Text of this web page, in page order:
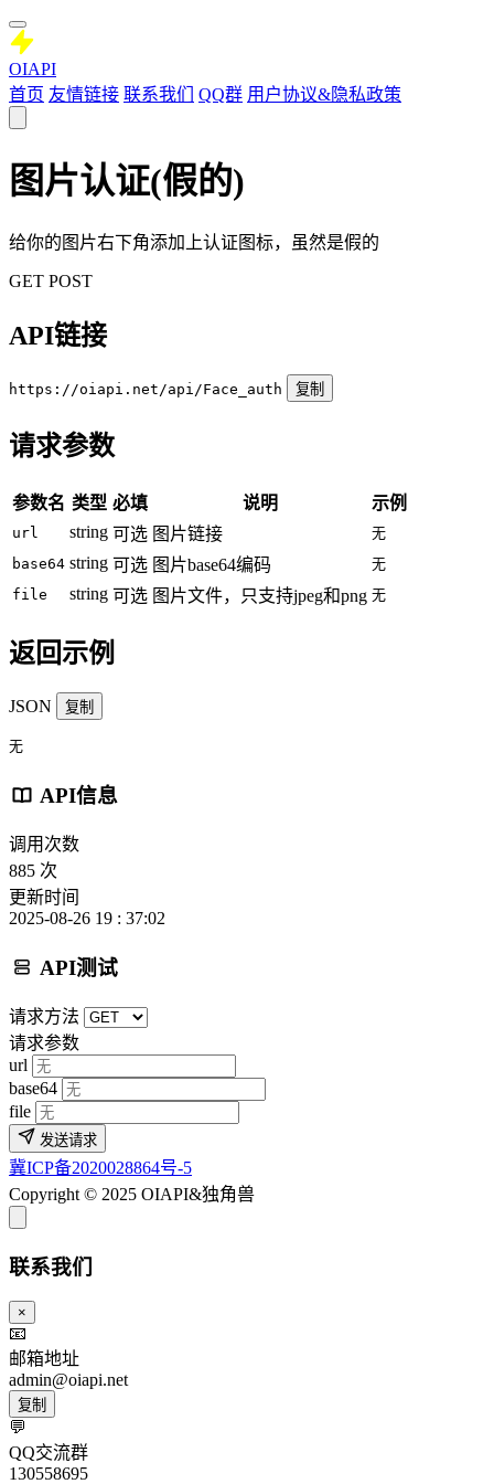
OIAPI
首页 友情链接 联系我们 QQ群 用户协议&隐私政策
图片认证(假的)
给你的图片右下角添加上认证图标，虽然是假的
GET POST
API链接
https://oiapi.net/api/Face_auth 复制
请求参数
参数名 类型 必填 说明 示例
url string 可选 图片链接
无
base64 string 可选 图片base64编码
无
file
string 可选 图片文件，只支持jpeg和png 无
返回示例
JSON 复制
无
API信息
调用次数
885 次
更新时间
2025-08-26 19 : 37:02
API测试
请求方法
请求参数
url
base64
file
发送请求
冀ICP备2020028864号-5
Copyright © 2025 OIAPI&独角兽
联系我们
×
📧
邮箱地址
admin@oiapi.net
复制
💬
QQ交流群
130558695